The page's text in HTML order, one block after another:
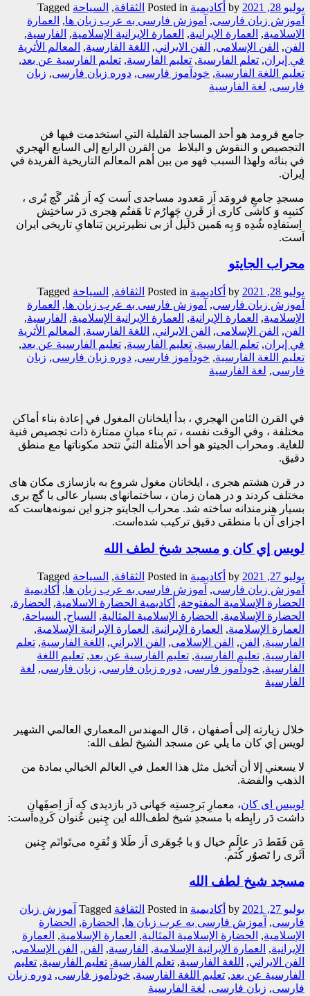
يوليو 28, 2021 أکادیمیة Posted in الثقافة, السیاحة Tagged
آموزش زبان فارسی, آموزش فارسی به عرب زبان ها, العمارة
الإسلامیة, العمارة الإیرانیة, العمارة الإیرانیة الإسلامیة, الفارسیة,
الفن, الفن الإسلامی, الفن الایراني, اللغة الفارسیة, المعالم الأثریة
في إیران, تعلم الفارسیة, تعلیم الفارسیة, تعلیم الفارسیة عن بعد,
تعلیم اللغة الفارسیة, خودآموز فارسی, دوره زبان فارسی, زبان
فارسی, لغة الفارسیة
جامع فرومد هو أحد المساجد القليلة التي استخدمت فيها فن
التجصیص و النقوش و البلاط من القرن الرابع إلى السابع الهجري
في بنائه ولهذا السبب فهو من بين أهم المعالم التاريخية الفريدة في
إيران.
مسجدِ جامعِ فرومَد اَز مَعدود مساجدی اَست کِه اَز هُنَر گَچ بُری ،
کتیبِه وَ کاشی کاری اَز قَرنِ چَهارُم تا هَفتُم هِجری دَر ساختِش
اِستفادِه شُدِه وَ بِه هَمین دَلیل اَز بی نظیرترین بَناهایِ تاریخی ایران
اَست.
محراب الجایتو
يوليو 28, 2021 أکادیمیة Posted in الثقافة, السیاحة Tagged
آموزش زبان فارسی, آموزش فارسی به عرب زبان ها, العمارة
الإسلامیة, العمارة الإیرانیة, العمارة الإیرانیة الإسلامیة, الفارسیة,
الفن, الفن الإسلامی, الفن الایراني, اللغة الفارسیة, المعالم الأثریة
في إیران, تعلم الفارسیة, تعلیم الفارسیة, تعلیم الفارسیة عن بعد,
تعلیم اللغة الفارسیة, خودآموز فارسی, دوره زبان فارسی, زبان
فارسی, لغة الفارسیة
في القرن الثامن الهجري ، بدأ ایلخانان المغول في إعادة بناء أماكن
مختلفة ، وفي الوقت نفسه ، تم بناء مبانٍ ممتازة ذات تجصيص فنیة
للغاية. ومحراب الجيتو هو أحد الأمثلة التي تتحد مكوناتها مع منطق
دقيق.
در قرن هشتم هجری ، ایلخانان مغول شروع به بازسازی مکان های
مختلف کردند و در همان زمان ، ساختمانهای بسیار عالی با گچ بری
بسیار هنرمندانه ساخته شد. محراب الجایتو جزو این نمونه‌هاست که
اجزای آن با منطقی دقیق ترکیب شده‌است.
لويس إي كان و مسجد شیخ لطف الله
يوليو 27, 2021 أکادیمیة Posted in الثقافة, السیاحة Tagged
آموزش زبان فارسی, آموزش فارسی به عرب زبان ها, أکادیمیة
الحضارة الإسلامیة المفتوحة, أکادیمیة الحضارة الاسلامیة, الحضارة,
الحضارة الإسلامية, الحضارة الإسلامية المثالية, السیاح, السیاحة,
العمارة الإسلامیة, العمارة الإیرانیة, العمارة الإیرانیة الإسلامیة,
الفارسیة, الفن, الفن الإسلامی, الفن الایراني, اللغة الفارسیة, تعلم
الفارسیة, تعلیم الفارسیة, تعلیم الفارسیة عن بعد, تعلیم اللغة
الفارسیة, خودآموز فارسی, دوره زبان فارسی, زبان فارسی, لغة
الفارسیة
خلال زيارته إلى أصفهان ، قال المهندس المعماري العالمي الشهير
لويس إي كان ما يلي عن مسجد الشيخ لطف الله:
لا يسعني إلا أن أتخيل مثل هذا العمل في العالم الخيالي بمادة من
الذهب والفضة.
لوییس ای کان، معمارِ بَرجِستِه جَهانی دَر بازدیدی کِه اَز اِصفَِهان
داشت دَر رابِطه با مسجدِ شیخ لطف‌الله این چِنین عُنوان کَردِه‌اَست:
مَن فَقَط دَر عالَمِ خیال وَ با جُوهَری اَز طَلا وَ نُقرِه می‌تَوانَم چِنین
اَثَری را تَصوُر کُنَم.
مسجد شیخ لطف الله
يوليو 27, 2021 أکادیمیة Posted in الثقافة Tagged آموزش زبان
فارسی, آموزش فارسی به عرب زبان ها, الحضارة, الحضارة
الإسلامية, الحضارة الإسلامية المثالية, العمارة الإسلامیة, العمارة
الإیرانیة, العمارة الإیرانیة الإسلامیة, الفارسیة, الفن, الفن الإسلامی,
الفن الایراني, اللغة الفارسیة, تعلم الفارسیة, تعلیم الفارسیة, تعلیم
الفارسیة عن بعد, تعلیم اللغة الفارسیة, خودآموز فارسی, دوره زبان
فارسی, زبان فارسی, لغة الفارسیة